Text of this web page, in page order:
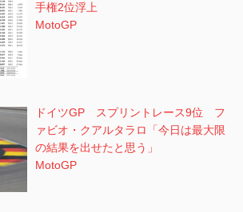
手権2位浮上
MotoGP
ドイツGP スプリントレース9位 フ
ァビオ・クアルタラロ「今日は最大限
の結果を出せたと思う」
MotoGP